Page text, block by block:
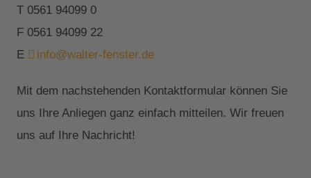
T 0561 94099 0
F 0561 94099 22
E
info@walter-fenster.de
Mit dem nachstehenden Kontaktformular können Sie
uns Ihre Anliegen ganz einfach mitteilen. Wir freuen
uns auf Ihre Nachricht!